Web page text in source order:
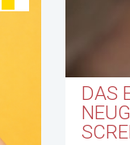
DAS